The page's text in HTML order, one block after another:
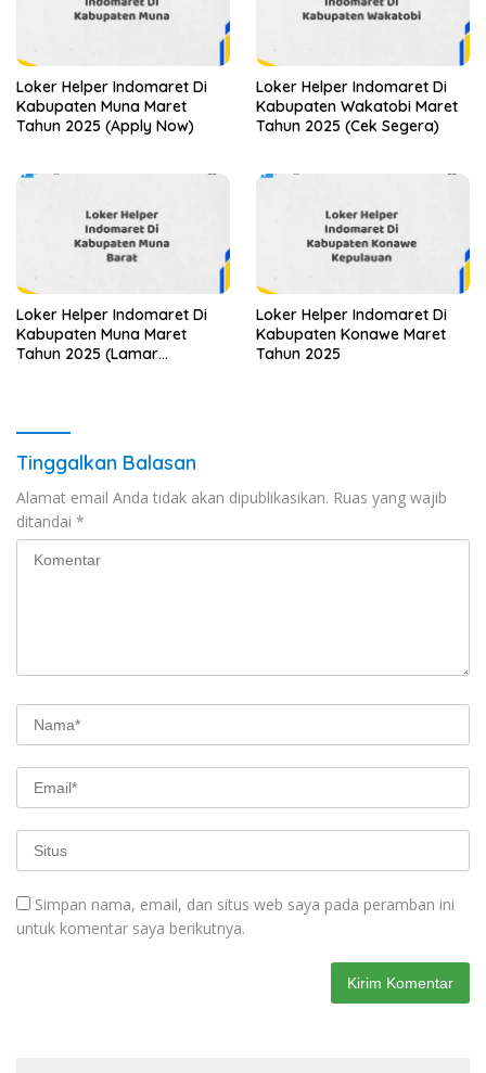
Loker Helper Indomaret Di
Kabupaten Muna Maret
Tahun 2025 (Apply Now)
Loker Helper Indomaret Di
Kabupaten Wakatobi Maret
Tahun 2025 (Cek Segera)
Loker Helper Indomaret Di
Kabupaten Muna Maret
Tahun 2025 (Lamar
Loker Helper Indomaret Di
Kabupaten Konawe Maret
Tahun 2025
Tinggalkan Balasan
Alamat email Anda tidak akan dipublikasikan. Ruas yang wajib
ditandai *
Simpan nama, email, dan situs web saya pada peramban ini
untuk komentar saya berikutnya.